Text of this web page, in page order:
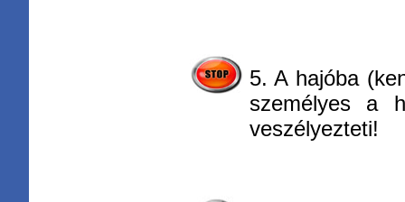
5. A hajóba
személyes a
veszélyezteti!